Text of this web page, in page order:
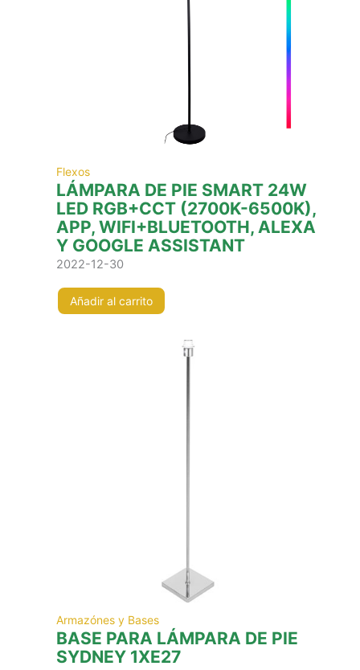
Flexos
LÁMPARA DE PIE SMART 24W
LED RGB+CCT (2700K-6500K),
APP, WIFI+BLUETOOTH, ALEXA
Y GOOGLE ASSISTANT
2022-12-30
Añadir al carrito
Armazónes y Bases
BASE PARA LÁMPARA DE PIE
SYDNEY 1XE27